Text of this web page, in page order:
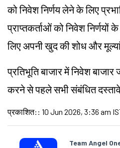
को निवेश निर्णय लेने के लिए
प्राप्तकर्ताओं को निवेश निर्णयों
लिए अपनी खुद की शोध और
प्रतिभूति बाजार में निवेश
करने से पहले सभी संबंधित
प्रकाशित: : 10 Jun 2026, 3:36 am
Team Angel